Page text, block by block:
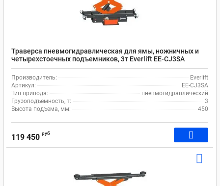
Траверса пневмогидравлическая для ямы, ножничных и
четырехстоечных подъемников, 3т Everlift EE-CJ3SA
Производитель:
Everlift
Артикул:
EE-CJ3SA
Тип привода:
пневмогидравлический
Грузоподъемность, т:
3
Высота подъема, мм:
450
119 450 руб